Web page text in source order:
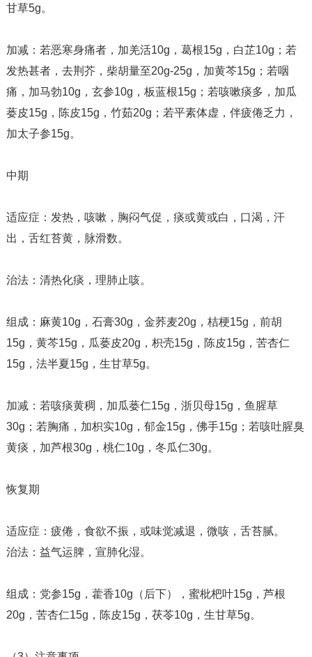
甘草5g。
加减：若恶寒身痛者，加羌活10g，葛根15g，白芷10g；若
发热甚者，去荆芥，柴胡量至20g-25g，加黄芩15g；若咽
痛，加马勃10g，玄参10g，板蓝根15g；若咳嗽痰多，加瓜
蒌皮15g，陈皮15g，竹茹20g；若平素体虚，伴疲倦乏力，
加太子参15g。
中期
适应症：发热，咳嗽，胸闷气促，痰或黄或白，口渴，汗
出，舌红苔黄，脉滑数。
治法：清热化痰，理肺止咳。
组成：麻黄10g，石膏30g，金荞麦20g，桔梗15g，前胡
15g，黄芩15g，瓜蒌皮20g，枳壳15g，陈皮15g，苦杏仁
15g，法半夏15g，生甘草5g。
加减：若咳痰黄稠，加瓜蒌仁15g，浙贝母15g，鱼腥草
30g；若胸痛，加枳实10g，郁金15g，佛手15g；若咳吐腥臭
黄痰，加芦根30g，桃仁10g，冬瓜仁30g。
恢复期
适应症：疲倦，食欲不振，或味觉减退，微咳，舌苔腻。
治法：益气运脾，宣肺化湿。
组成：党参15g，藿香10g（后下），蜜枇杷叶15g，芦根
20g，苦杏仁15g，陈皮15g，茯苓10g，生甘草5g。